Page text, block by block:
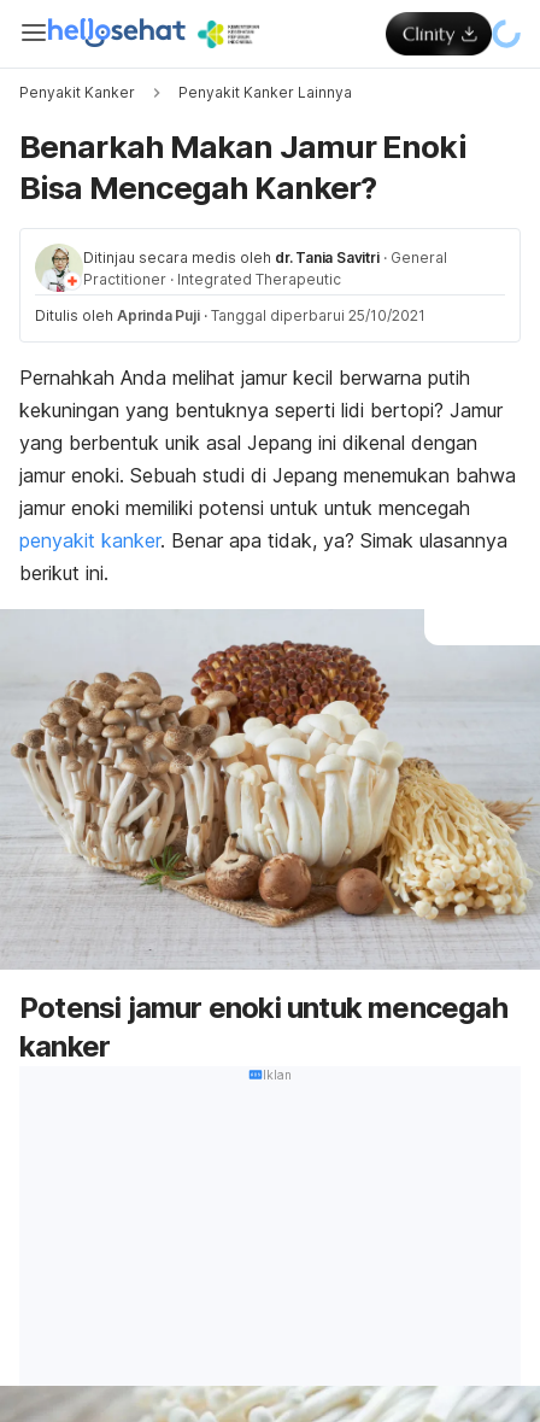
Penyakit Kanker Penyakit Kanker Lainnya
Benarkah Makan Jamur Enoki
Bisa Mencegah Kanker?
Ditinjau secara medis oleh dr. Tania Savitri · General
Practitioner · Integrated Therapeutic
Ditulis oleh Aprinda Puji · Tanggal diperbarui 25/10/2021
Pernahkah Anda melihat jamur kecil berwarna putih
kekuningan yang bentuknya seperti lidi bertopi? Jamur
yang berbentuk unik asal Jepang ini dikenal dengan
jamur enoki. Sebuah studi di Jepang menemukan bahwa
jamur enoki memiliki potensi untuk untuk mencegah
penyakit kanker. Benar apa tidak, ya? Simak ulasannya
berikut ini.
Potensi jamur enoki untuk mencegah
kanker
Iklan